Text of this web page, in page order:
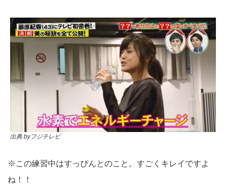
出典 byフジテレビ
※この練習中はすっぴんとのこと。すごくキレイですよ
ね！！